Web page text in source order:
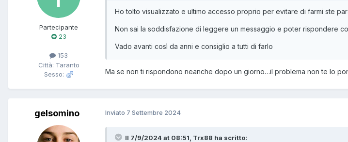
Partecipante
23
153
Città: Taranto
Sesso:
Ho tolto visualizzato e ultimo accesso proprio per evitare di farmi ste
Non sai la soddisfazione di leggere un messaggio e poter rispondere
Vado avanti così da anni e consiglio a tutti di farlo
Ma se non ti rispondono neanche dopo un giorno…il problema non te lo
gelsomino Inviato 7 Settembre 2024
Il 7/9/2024 at 08:51, Trx88 ha scritto: